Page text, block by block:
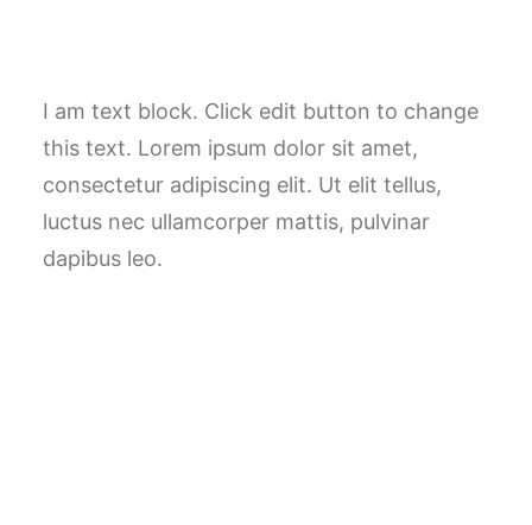
I am text block. Click edit button to change
this text. Lorem ipsum dolor sit amet,
consectetur adipiscing elit. Ut elit tellus,
luctus nec ullamcorper mattis, pulvinar
dapibus leo.